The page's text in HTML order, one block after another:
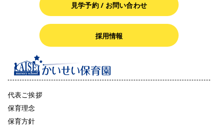
見学予約 / お問い合わせ
採用情報
代表ご挨拶
保育理念
保育方針